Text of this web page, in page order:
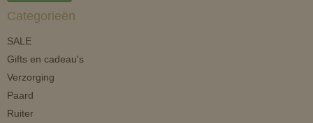
Categorieën
SALE
Gifts en cadeau's
Verzorging
Paard
Ruiter